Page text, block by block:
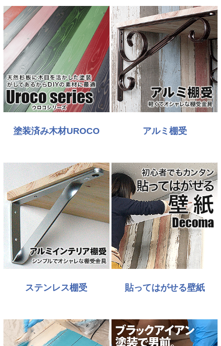
塗装済み木材UROCO アルミ棚受
ステンレス棚受 貼ってはがせる壁紙